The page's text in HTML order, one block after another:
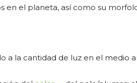
en el planeta, así como su
a la cantidad de luz en el medio